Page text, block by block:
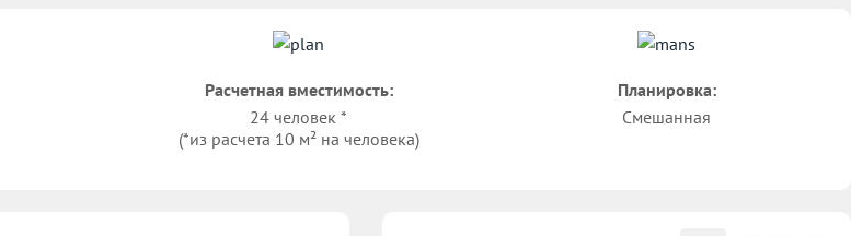
Расчетная вместимость:
24 человек *
(*из расчета 10 м² на человека)
Планировка:
Смешанная